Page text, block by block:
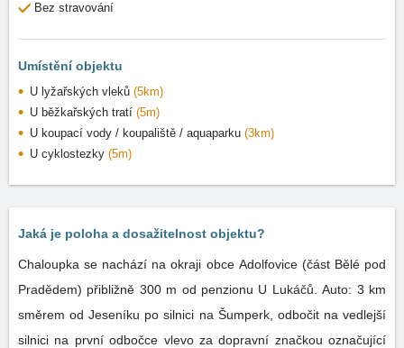
Bez stravování
Umístění objektu
U lyžařských vleků (5km)
U běžkařských tratí (5m)
U koupací vody / koupaliště / aquaparku (3km)
U cyklostezky (5m)
Jaká je poloha a dosažitelnost objektu?
Chaloupka se nachází na okraji obce Adolfovice (část Bělé pod
Pradědem) přibližně 300 m od penzionu U Lukáčů. Auto: 3 km
směrem od Jeseníku po silnici na Šumperk, odbočit na vedlejší
silnici na první odbočce vlevo za dopravní značkou označující